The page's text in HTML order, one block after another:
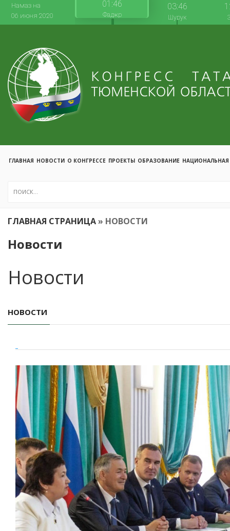
Намаз на
06 июня 2020
01:46
Фаджр
03:46
Шурук
ГЛАВНАЯ НОВОСТИ О КОНГРЕССЕ ПРОЕКТЫ ОБРАЗОВАНИЕ
ГЛАВНАЯ СТРАНИЦА» НОВОСТИ
Новости
Новости
НОВОСТИ